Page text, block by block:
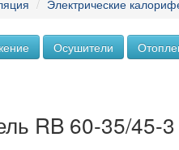
/ Электрические
Осушители
RB 60-35/45-3